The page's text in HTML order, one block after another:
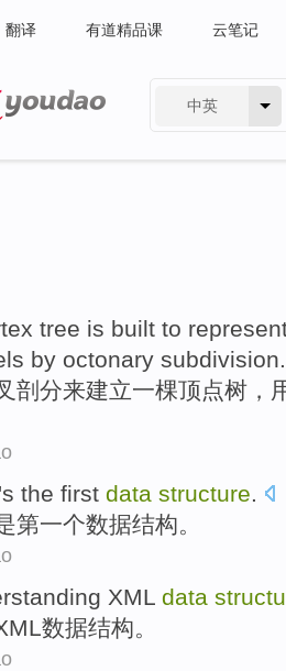
翻译 有道精品课 云笔记
中英
tree is built to
by octonary subdivision.
剖分来建立一棵顶点树，
's the first data structure.
第一个数据结构。
XML data
数据结构 。